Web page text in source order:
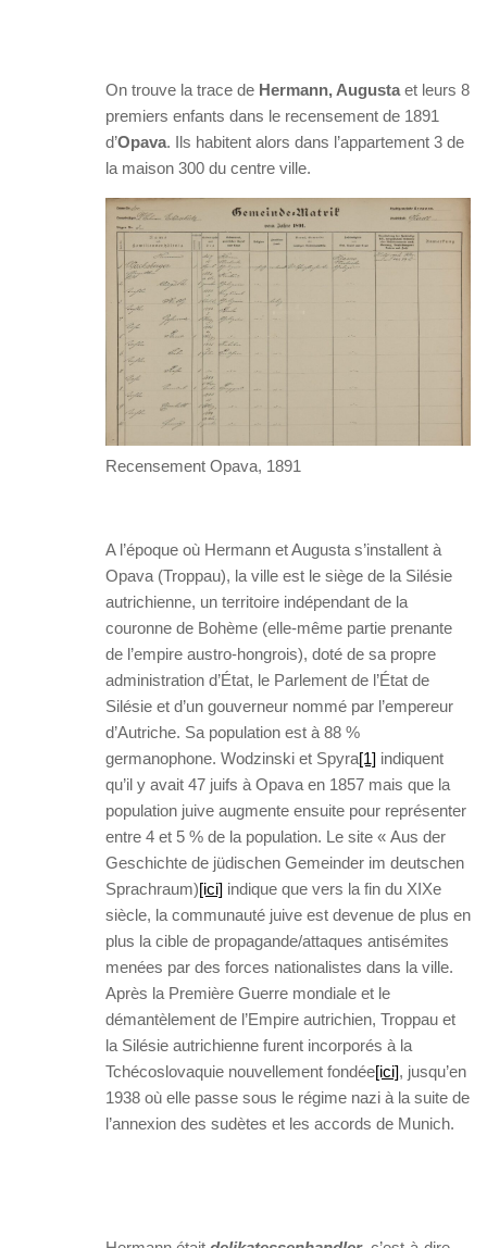
On trouve la trace de Hermann, Augusta et leurs 8
premiers enfants dans le recensement de 1891
d’Opava. Ils habitent alors dans l’appartement 3 de
la maison 300 du centre ville.
Recensement Opava, 1891
A l’époque où Hermann et Augusta s’installent à
Opava (Troppau), la ville est le siège de la Silésie
autrichienne, un territoire indépendant de la
couronne de Bohème (elle-même partie prenante
de l’empire austro-hongrois), doté de sa propre
administration d’État, le Parlement de l’État de
Silésie et d’un gouverneur nommé par l’empereur
d’Autriche. Sa population est à 88 %
germanophone. Wodzinski et Spyra[1] indiquent
qu’il y avait 47 juifs à Opava en 1857 mais que la
population juive augmente ensuite pour représenter
entre 4 et 5 % de la population. Le site « Aus der
Geschichte de jüdischen Gemeinder im deutschen
Sprachraum)[ici] indique que vers la fin du XIXe
siècle, la communauté juive est devenue de plus en
plus la cible de propagande/attaques antisémites
menées par des forces nationalistes dans la ville.
Après la Première Guerre mondiale et le
démantèlement de l’Empire autrichien, Troppau et
la Silésie autrichienne furent incorporés à la
Tchécoslovaquie nouvellement fondée[ici], jusqu’en
1938 où elle passe sous le régime nazi à la suite de
l’annexion des sudètes et les accords de Munich.